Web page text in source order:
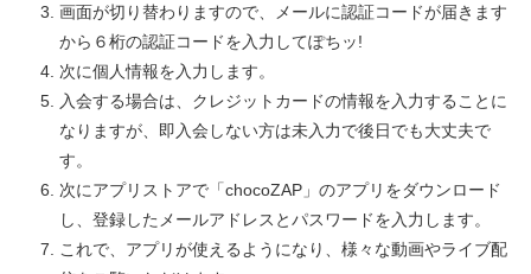
画面が切り替わりますので、メールに認証コードが届きます
から６桁の認証コードを入力してぽちッ!
次に個人情報を入力します。
入会する場合は、クレジットカードの情報を入力することに
なりますが、即入会しない方は未入力で後日でも大丈夫で
す。
次にアプリストアで「chocoZAP」のアプリをダウンロード
し、登録したメールアドレスとパスワードを入力します。
これで、アプリが使えるようになり、様々な動画やライブ配